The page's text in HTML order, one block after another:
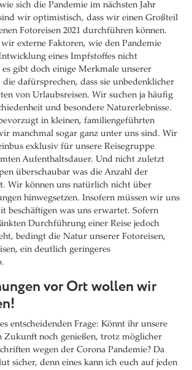
sich die Pandemie im nächsten Jahr
wir optimistisch, dass wir einen Großteil
Fotoreisen 2021 durchführen können.
externe Faktoren, wie den Pandemie
eines Impfstoffes nicht
es gibt doch einige Merkmale unserer
dafürsprechen, dass sie unbedenklicher
von Urlaubsreisen. Wir suchen ja häufig
und besondere Naturerlebnisse.
in kleinen, familiengeführten
manchmal sogar ganz unter uns sind. Wir
exklusiv für unsere Reisegruppe
Aufenthaltsdauer. Und nicht zuletzt
überschaubar was die Anzahl der
Wir können uns natürlich nicht über
hinwegsetzen. Insofern müssen wir uns
beschäftigen was uns erwartet. Sofern
Durchführung einer Reise jedoch
bedingt die Natur unserer Fotoreisen,
ein deutlich geringeres
vor Ort wollen wir
entscheidenden Frage: Könnt ihr unsere
Zukunft noch genießen, trotz möglicher
wegen der Corona Pandemie? Da
sicher, denn eines kann ich euch auf jeden